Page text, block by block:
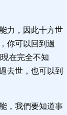
力，因此十方世
你可以回到過
在完全不知
去世，也可以到
，我們要知道事